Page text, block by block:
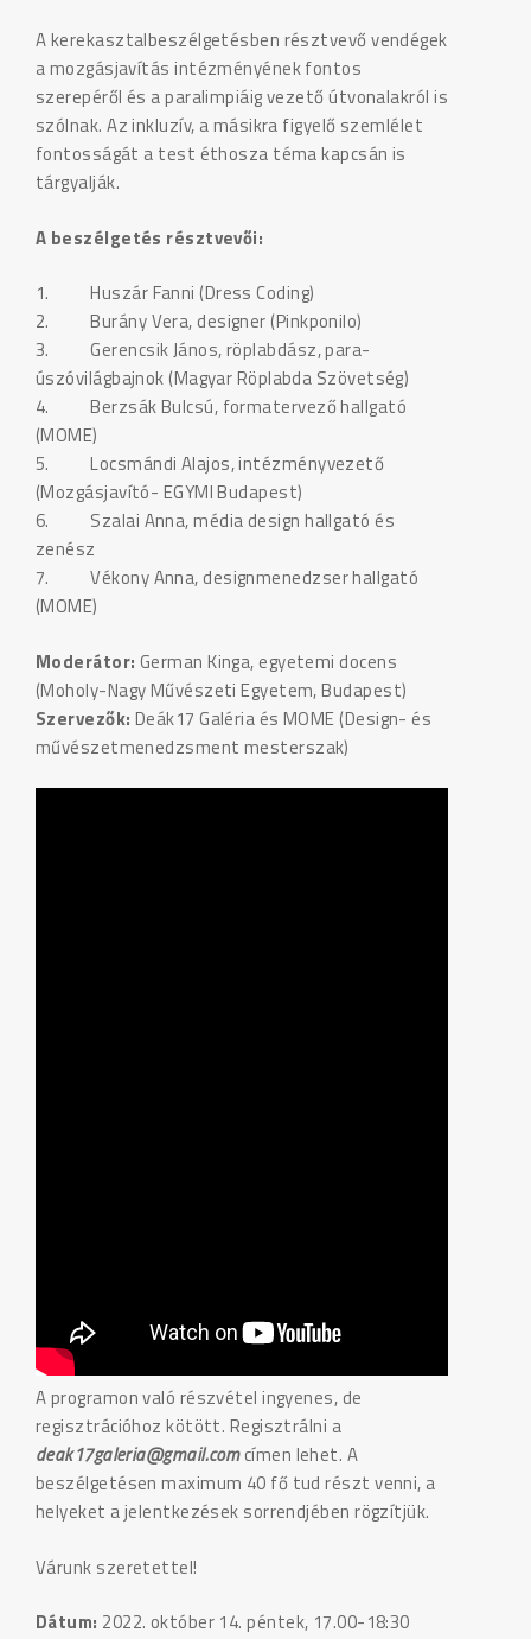
A kerekasztalbeszélgetésben résztvevő vendégek
a mozgásjavítás intézményének fontos
szerepéről és a paralimpiáig vezető útvonalakról is
szólnak. Az inkluzív, a másikra figyelő szemlélet
fontosságát a test éthosza téma kapcsán is
tárgyalják.
A beszélgetés résztvevői:
1. Huszár Fanni (Dress Coding)
2. Burány Vera, designer (Pinkponilo)
3. Gerencsik János, röplabdász, para-
úszóvilágbajnok (Magyar Röplabda Szövetség)
4. Berzsák Bulcsú, formatervező hallgató
(MOME)
5. Locsmándi Alajos, intézményvezető
(Mozgásjavító- EGYMI Budapest)
6. Szalai Anna, média design hallgató és
zenész
7. Vékony Anna, designmenedzser hallgató
(MOME)
Moderátor: German Kinga, egyetemi docens
(Moholy-Nagy Művészeti Egyetem, Budapest)
Szervezők: Deák17 Galéria és MOME (Design- és
művészetmenedzsment mesterszak)
A programon való részvétel ingyenes, de
regisztrációhoz kötött. Regisztrálni a
deak17galeria@gmail.comcímen lehet. A
beszélgetésen maximum 40 fő tud részt venni, a
helyeket a jelentkezések sorrendjében rögzítjük.
Várunk szeretettel!
Dátum: 2022. október 14. péntek, 17.00-18:30